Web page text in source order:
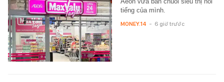
tiếng của mình.
MONEY.14 - 6 giờ trước